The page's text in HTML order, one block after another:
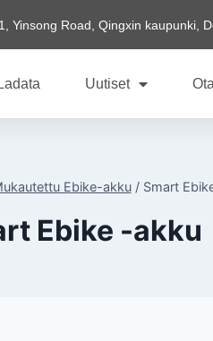
Yinsong Road, Qingxin kaupunki,
Ladata Uutiset
Ebike-akku / Smart
Ebike -akku